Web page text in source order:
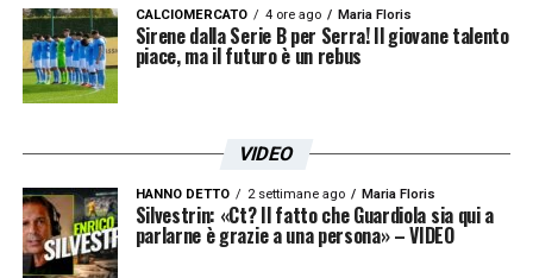
CALCIOMERCATO 4 ore ago Maria Floris
Sirene dalla Serie B per Serra! Il giovane talento
piace, ma il futuro è un rebus
VIDEO
HANNO DETTO 2 settimane ago Maria Floris
Silvestrin: «Ct? Il fatto che Guardiola sia qui a
parlarne è grazie a una persona» – VIDEO